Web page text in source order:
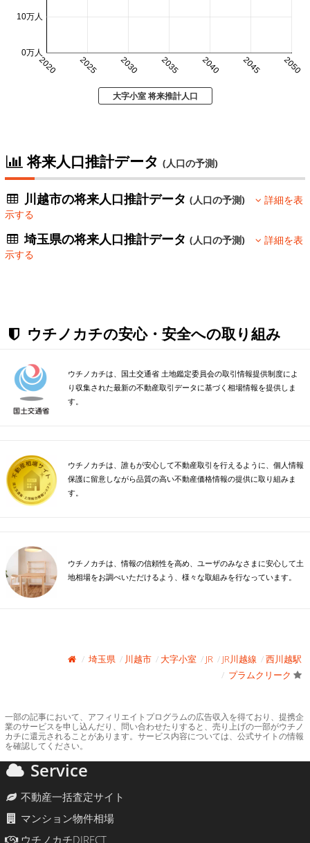
2020 2025 2030 2035 2040 2045 2050
0万人
10万人
大字小室 将来推計人口
将来人口推計データ (人口の予測)
川越市の将来人口推計データ(人口の予測)
詳細を表
示する
埼玉県の将来人口推計データ(人口の予測)
詳細を表
示する
ウチノカチの安心・安全への取り組み
ウチノカチは、国土交通省 土地鑑定委員会の取引情報提供制度によ
り収集された最新の不動産取引データに基づく相場情報を提供しま
す。
ウチノカチは、誰もが安心して不動産取引を行えるように、個人情報
保護に留意しながら品質の高い不動産価格情報の提供に取り組みま
す。
ウチノカチは、情報の信頼性を高め、ユーザのみなさまに安心して土
地相場をお調べいただけるよう、様々な取組みを行なっています。
埼玉県 川越市 大字小室 JR JR川越線
西川越駅
プラムクリーク
一部の記事において、アフィリエイトプログラムの広告収入を得ており、提携企
業のサービスを申し込んだり、問い合わせたりすると、売り上げの一部がウチノ
カチに還元されることがあります。サービス内容については、公式サイトの情報
を確認してください。
Service
不動産一括査定サイト
マンション物件相場
ウチノカチDIRECT